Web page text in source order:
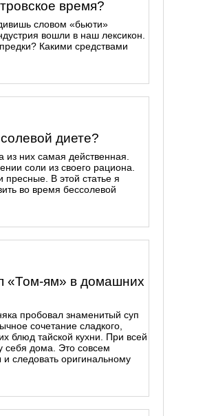
время?
словом «бьюти»
вошли в наш лексикон.
Какими средствами
диете?
них самая действенная.
соли из своего рациона.
пресные. В этой статье я
во время бессолевой
«Том-ям» в домашних
пробовал знаменитый суп
сочетание сладкого,
блюд тайской кухни. При всей
себя дома. Это совсем
следовать оригинальному